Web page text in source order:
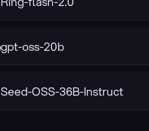
gpt-oss-20b
Seed-OSS-36B-Instruct